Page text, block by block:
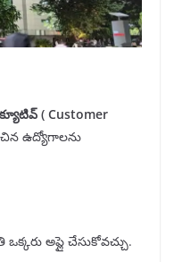
( Customer
ఉద్యోగాలను
ఒక్కరు అప్లై చేసుకోవచ్చు.